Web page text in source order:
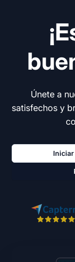
Únete a
satisfechos y